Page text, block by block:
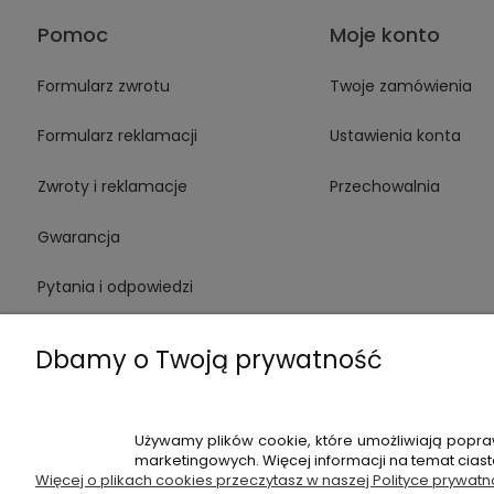
Pomoc
Formularz zwrotu
Formularz reklamacji
Zwroty i reklamacje
Gwarancja
Pytania i odpowiedzi
Moje konto
Twoje zamówienia
Ustawienia konta
Przechowalnia
+48 720
Dbamy o Twoją prywatność
Używamy plików cookie, które umożliwiają
marketingowych. Więcej informacji na temat
Więcej o plikach cookies przeczytasz w naszej Polityce